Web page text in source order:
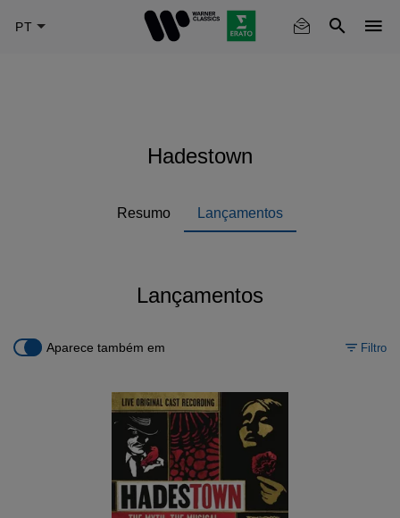
Hadestown
Resumo Lançamentos
Lançamentos
Aparece também em Filtro